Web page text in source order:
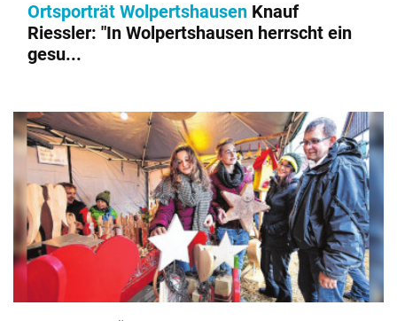
Ortsporträt Wolpertshausen Knauf
Riessler: "In Wolpertshausen herrscht ein
gesu...